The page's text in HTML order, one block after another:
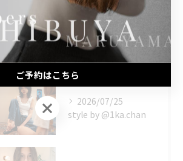
2026/07/31
style by @eliyca
2026/07/25
style by @1ka.chan
ご予約はこちら
ご予約はこちら